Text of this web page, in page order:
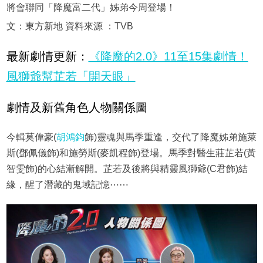
將會聯同「降魔富二代」姊弟今周登場！
文：東方新地 資料來源 ：TVB
最新劇情更新：
《降魔的2.0》11至15集劇情！
風獅爺幫芷若「開天眼」
劇情及新舊角色人物關係圖
今輯莫偉豪(胡鴻鈞飾)靈魂與馬季重逢，交代了降魔姊弟施萊
斯(鄧佩儀飾)和施勞斯(麥凱程飾)登場。馬季對醫生莊芷若(黃
智雯飾)的心結漸解開。芷若及後將與精靈風獅爺(C君飾)結
緣，醒了潛藏的鬼域記憶⋯⋯